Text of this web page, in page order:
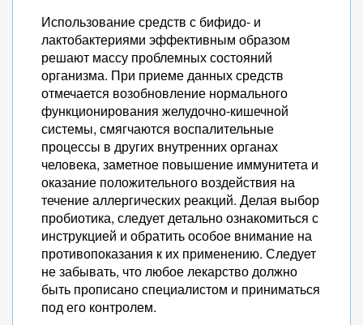
Использование средств с бифидо- и
лактобактериями эффективным образом
решают массу проблемных состояний
организма. При приеме данных средств
отмечается возобновление нормального
функционирования желудочно-кишечной
системы, смягчаются воспалительные
процессы в других внутренних органах
человека, заметное повышение иммунитета и
оказание положительного воздействия на
течение аллергических реакций. Делая выбор
пробиотика, следует детально ознакомиться с
инструкцией и обратить особое внимание на
противопоказания к их применению. Следует
не забывать, что любое лекарство должно
быть прописано специалистом и приниматься
под его контролем.